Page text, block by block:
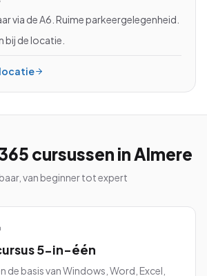
alle cursussen
4.8/5 15.000+ deelnemers
via de A6. Ruime parkeergelegenheid.
bij de locatie.
locatie
cursussen in Almere
van beginner tot expert
5-in-één
de basis van Windows, Word, Excel,